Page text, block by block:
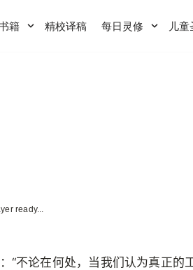
籍 精校译稿 每日灵修 儿
ready...
“不论在何处，当我们认为真正的